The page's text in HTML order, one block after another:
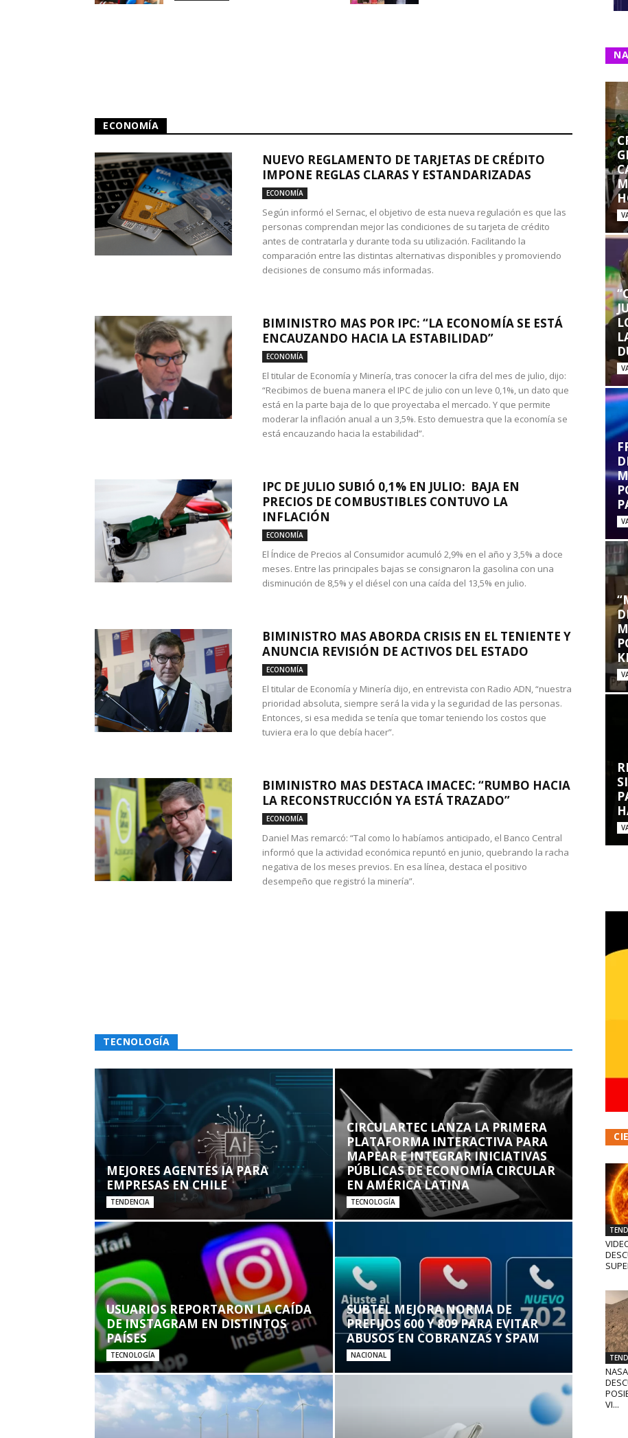
ECONOMÍA
NUEVO REGLAMENTO DE TARJETAS DE CRÉDITO
IMPONE REGLAS CLARAS Y ESTANDARIZADAS
ECONOMÍA
Según informó el Sernac, el objetivo de esta nueva regulación es que las
personas comprendan mejor las condiciones de su tarjeta de crédito
antes de contratarla y durante toda su utilización. Facilitando la
comparación entre las distintas alternativas disponibles y promoviendo
decisiones de consumo más informadas.
BIMINISTRO MAS POR IPC: “LA ECONOMÍA SE ESTÁ
ENCAUZANDO HACIA LA ESTABILIDAD”
ECONOMÍA
El titular de Economía y Minería, tras conocer la cifra del mes de julio, dijo:
“Recibimos de buena manera el IPC de julio con un leve 0,1%, un dato que
está en la parte baja de lo que proyectaba el mercado. Y que permite
moderar la inflación anual a un 3,5%. Esto demuestra que la economía se
está encauzando hacia la estabilidad”.
IPC DE JULIO SUBIÓ 0,1% EN JULIO: BAJA EN
PRECIOS DE COMBUSTIBLES CONTUVO LA
INFLACIÓN
ECONOMÍA
El Índice de Precios al Consumidor acumuló 2,9% en el año y 3,5% a doce
meses. Entre las principales bajas se consignaron la gasolina con una
disminución de 8,5% y el diésel con una caída del 13,5% en julio.
BIMINISTRO MAS ABORDA CRISIS EN EL TENIENTE Y
ANUNCIA REVISIÓN DE ACTIVOS DEL ESTADO
ECONOMÍA
El titular de Economía y Minería dijo, en entrevista con Radio ADN, “nuestra
prioridad absoluta, siempre será la vida y la seguridad de las personas.
Entonces, si esa medida se tenía que tomar teniendo los costos que
tuviera era lo que debía hacer”.
BIMINISTRO MAS DESTACA IMACEC: “RUMBO HACIA
LA RECONSTRUCCIÓN YA ESTÁ TRAZADO”
ECONOMÍA
Daniel Mas remarcó: “Tal como lo habíamos anticipado, el Banco Central
informó que la actividad económica repuntó en junio, quebrando la racha
negativa de los meses previos. En esa línea, destaca el positivo
desempeño que registró la minería”.
TECNOLOGÍA
MEJORES AGENTES IA PARA
EMPRESAS EN CHILE
TENDENCIA
CIRCULARTEC LANZA LA PRIMERA
PLATAFORMA INTERACTIVA PARA
MAPEAR E INTEGRAR INICIATIVAS
PÚBLICAS DE ECONOMÍA CIRCULAR
EN AMÉRICA LATINA
TECNOLOGÍA
USUARIOS REPORTARON LA CAÍDA
DE INSTAGRAM EN DISTINTOS
PAÍSES
TECNOLOGÍA
SUBTEL MEJORA NORMA DE
PREFIJOS 600 Y 809 PARA EVITAR
ABUSOS EN COBRANZAS Y SPAM
NACIONAL
VI...